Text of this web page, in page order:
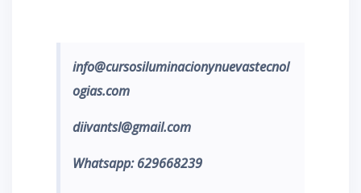
info@cursosiluminacionynuevastecnol
ogias.com
diivantsl@gmail.com
Whatsapp: 629668239